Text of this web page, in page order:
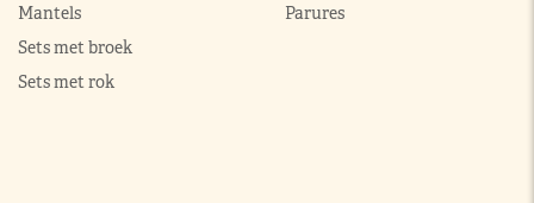
Mantels
Sets met broek
Sets met rok
Parures